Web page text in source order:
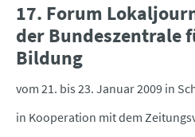
17. Forum
der Bundeszentrale
Bildung
vom 21. bis 23. Januar 2009 in
in Kooperation mit dem